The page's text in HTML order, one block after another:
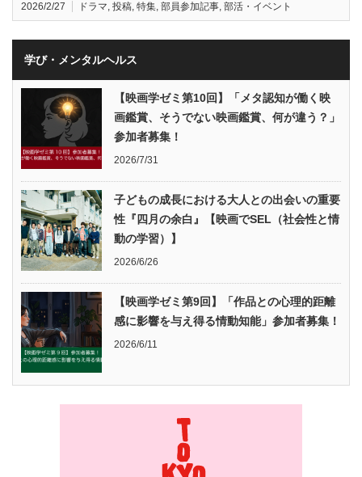
2026/2/27 ドラマ, 投稿, 特集, 部員参加記事, 部活・イベント
学び・メンタルヘルス
【映画学ゼミ第10回】「メタ認知が働く映
画鑑賞、そうでない映画鑑賞、何が違う？」
参加者募集！
2026/7/31
子どもの成長における大人との出会いの重要
性『四月の余白』【映画でSEL（社会性と情
動の学習）】
2026/6/26
【映画学ゼミ第9回】「作品との心理的距離
感に影響を与え得る情動知能」参加者募集！
2026/6/11